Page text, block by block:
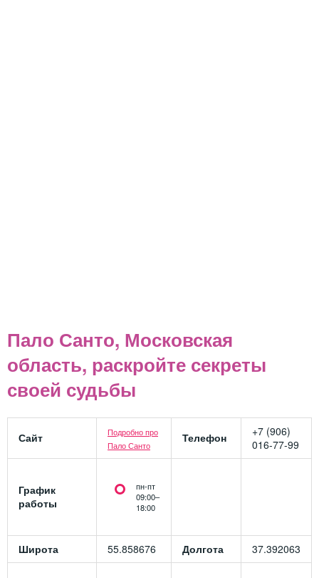
Пало Санто, Московская
область, раскройте секреты
своей судьбы
Сайт
Подробно про
Пало Санто
Телефон
+7 (906)
016-77-99
График
работы
пн-пт
09:00–
18:00
Широта 55.858676 Долгота 37.392063